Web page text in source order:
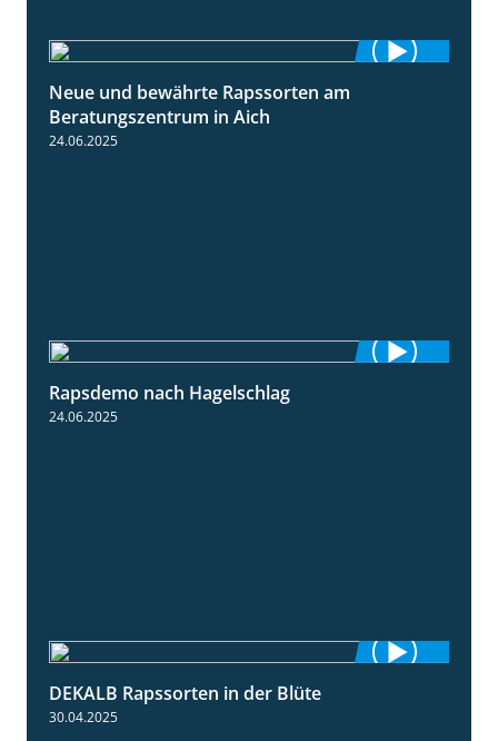
Neue und bewährte Rapssorten am
Beratungszentrum in Aich
24.06.2025
Rapsdemo nach Hagelschlag
24.06.2025
DEKALB Rapssorten in der Blüte
30.04.2025